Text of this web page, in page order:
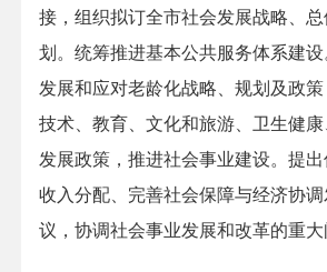
接，组织拟订全市社会发展战略、
划。统筹推进基本公共服务体系建设
发展和应对老龄化战略、规划及政
技术、教育、文化和旅游、卫生健
发展政策，推进社会事业建设。提
收入分配、完善社会保障与经济协
议，协调社会事业发展和改革的重大